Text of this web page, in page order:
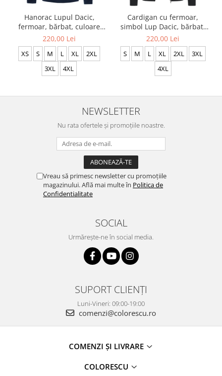
Hanorac Lupul Dacic,
fermoar, bărbat, culoare
bleumarin, CH06
220,00 Lei
XS S M L XL
2XL
3XL
4XL
Cardigan cu fermoar,
simbol Lup Dacic, bărbat,
culoare neagră CDAC117
220,00 Lei
S M L XL 2XL
3XL
4XL
NEWSLETTER
Nu rata ofertele și promoțiile noastre.
Vreau să primesc newsletter cu promoțiile
magazinului. Află mai multe în Politica de
Confidentialitate
SOCIAL
Urmărește-ne în social media.
SUPORT CLIENȚI
Luni-Vineri: 09:00-19:00
comenzi@colorescu.ro
COMENZI ȘI LIVRARE
COLORESCU